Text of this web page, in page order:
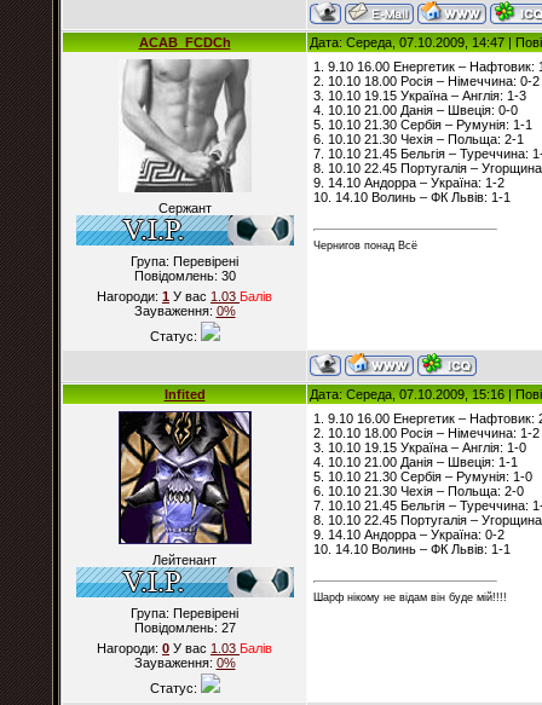
ACAB_FCDCh Дата: Середа, 07.10.2009, 14:47 |
Сержант
Група: Перевірені
Повідомлень: 30
Нагороди: 1 У вас 1.03 Балiв
Зауваження: 0%
Статус:
1. 9.10 16.00 Енергетик – Нафтовик:
2. 10.10 18.00 Росія – Німеччина: 0-2
3. 10.10 19.15 Україна – Англія: 1-3
4. 10.10 21.00 Данія – Швеція: 0-0
5. 10.10 21.30 Сербія – Румунія: 1-1
6. 10.10 21.30 Чехія – Польща: 2-1
7. 10.10 21.45 Бельгія – Туреччина:
8. 10.10 22.45 Португалія –
9. 14.10 Андорра – Україна: 1-2
10. 14.10 Волинь – ФК Львів: 1-1
Чернигов понад Всё
Infited Дата: Середа, 07.10.2009, 15:16 |
Лейтенант
Група: Перевірені
Повідомлень: 27
Нагороди: 0 У вас 1.03 Балiв
Зауваження: 0%
Статус:
1. 9.10 16.00 Енергетик – Нафтовик:
2. 10.10 18.00 Росія – Німеччина: 1-2
3. 10.10 19.15 Україна – Англія: 1-0
4. 10.10 21.00 Данія – Швеція: 1-1
5. 10.10 21.30 Сербія – Румунія: 1-0
6. 10.10 21.30 Чехія – Польща: 2-0
7. 10.10 21.45 Бельгія – Туреччина:
8. 10.10 22.45 Португалія –
9. 14.10 Андорра – Україна: 0-2
10. 14.10 Волинь – ФК Львів: 1-1
Шарф нікому не відам він буде мій!!!!